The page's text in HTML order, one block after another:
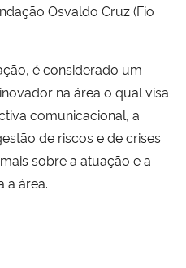
Osvaldo Cruz (Fio
é considerado um
na área o qual visa
comunicacional, a
de riscos e de crises
sobre a atuação e a
a área.